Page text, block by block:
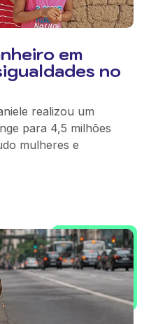
em
no
realizou um
para 4,5 milhões
mulheres e